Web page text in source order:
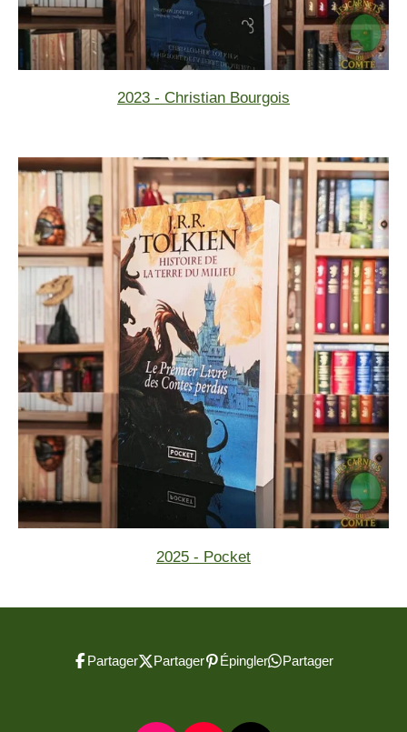
2023 - Christian Bourgois
2025 - Pocket
Partager Partager Épingler Partager